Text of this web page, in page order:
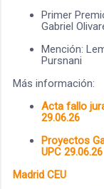
Primer
Gabriel
Mención:
Pursnani
Más información:
Acta fallo
29.06.26
Proyectos
UPC 29.06.26
Madrid CEU